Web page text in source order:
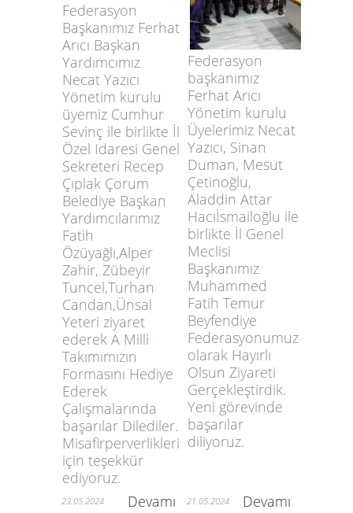
Federasyon
Başkanımız Ferhat
Arıcı Başkan
Yardımcımız
Necat Yazıcı
Yönetim kurulu
üyemiz Cumhur
Sevinç ile birlikte İl
Özel Idaresi Genel
Sekreteri Recep
Çıplak Çorum
Belediye Başkan
Yardımcılarımız
Fatih
Özüyağlı,Alper
Zahir, Zübeyir
Tuncel,Turhan
Candan,Ünsal
Yeteri ziyaret
ederek A Milli
Takımımızın
Formasını Hediye
Ederek
Çalışmalarında
başarılar Dilediler.
Misafirperverlikleri
için teşekkür
ediyoruz.
Federasyon
başkanımız
Ferhat Arıcı
Yönetim kurulu
Üyelerimiz Necat
Yazıcı, Sinan
Duman, Mesut
Çetinoğlu,
Aladdin Attar
Hacıİsmailoğlu ile
birlikte İl Genel
Meclisi
Başkanımız
Muhammed
Fatih Temur
Beyfendiye
Federasyonumuz
olarak Hayırlı
Olsun Ziyareti
Gerçekleştirdik.
Yeni görevinde
başarılar
diliyoruz.
23.05.2024 Devamı 21.05.2024 Devamı